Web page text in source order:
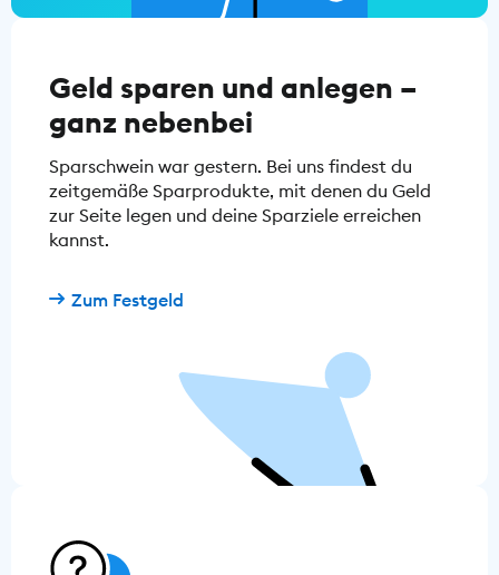
Geld sparen und anlegen –
ganz nebenbei
Sparschwein war gestern. Bei uns findest du
zeitgemäße Sparprodukte, mit denen du Geld
zur Seite legen und deine Sparziele erreichen
kannst.
Zum Festgeld